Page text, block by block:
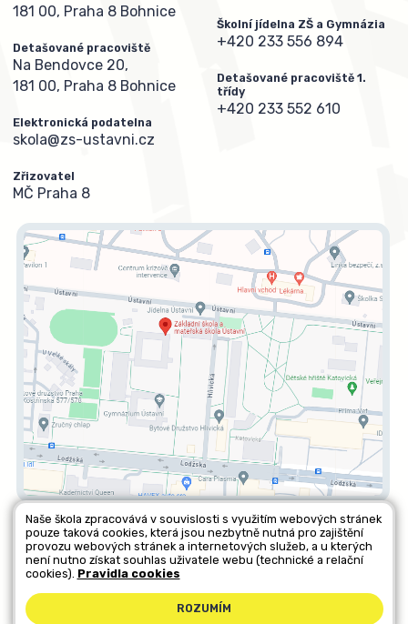
181 00, Praha 8 Bohnice
Detašované pracoviště
Na Bendovce 20,
181 00, Praha 8 Bohnice
Elektronická podatelna
skola@zs-ustavni.cz
Zřizovatel
MČ Praha 8
Školní jídelna ZŠ a Gymnázia
+420 233 556 894
Detašované pracoviště 1.
třídy
+420 233 552 610
Všechna práva vyhrazena. Copyright © 2026 |Mapa stránek
Kontakty|Přihlásit|Prohlášení o přístupnosti|Pravidla COOKIES
Naše škola zpracovává v souvislosti s využitím webových stránek
pouze taková cookies, která jsou nezbytně nutná pro zajištění
provozu webových stránek a internetových služeb, a u kterých
není nutno získat souhlas uživatele webu (technické a relační
cookies). Pravidla cookies
ROZUMÍM